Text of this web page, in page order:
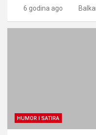
6 godina ago
HUMOR I SATIRA